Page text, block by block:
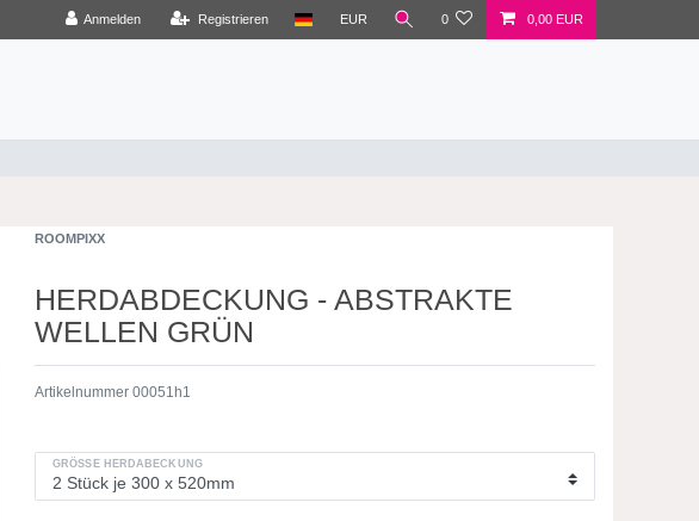
Anmelden Registrieren EUR 0 0,00 EUR
ROOMPIXX
HERDABDECKUNG - ABSTRAKTE
WELLEN GRÜN
Artikelnummer 00051h1
GRÖSSE HERDABECKUNG